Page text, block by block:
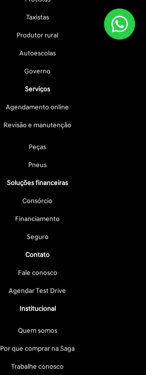
Taxistas
Produtor rural
Autoescolas
Governo
Serviços
Agendamento online
Revisão e manutenção
Peças
Pneus
Soluções financeiras
Consórcio
Financiamento
Seguro
Contato
Fale conosco
Agendar Test Drive
Institucional
Quem somos
Por que comprar na Saga
Trabalhe conosco